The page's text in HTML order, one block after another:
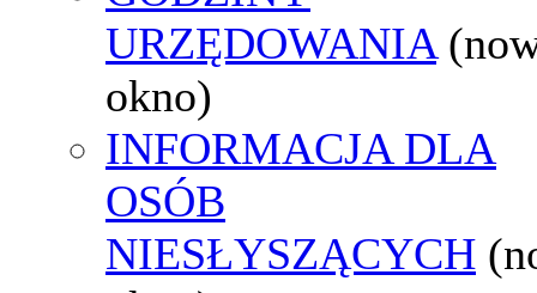
URZĘDOWANIA
okno)
INFORMACJA DLA
OSÓB
NIESŁYSZĄCYCH